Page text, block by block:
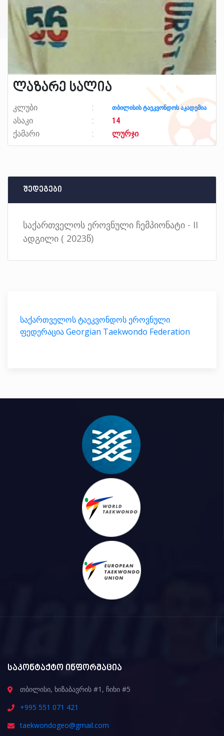
ლაზარე სალია
კლუბი თბილისის ტაეკვონდოს აკადემია
ასაკი
14
ქამარი
ლურჯი
შედეგები
საქართველოს ეროვნული ჩემპიონატი - II
ადგილი ( 2023წ)
საქართველოს ტაეკვონდოს ეროვნული
ფედერაცია Georgian Taekwondo Federation
საკონტაქტო ინფორმაცია
თბილისი, ხიზაბავრის #1, ჩიხი #5
+995 551 071 421
taekwondogeo@gmail.com